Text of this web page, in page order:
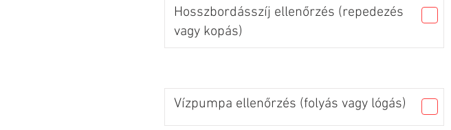
Hosszbordásszíj ellenőrzés (repedezés
vagy kopás)
Vízpumpa ellenőrzés (folyás vagy lógás)